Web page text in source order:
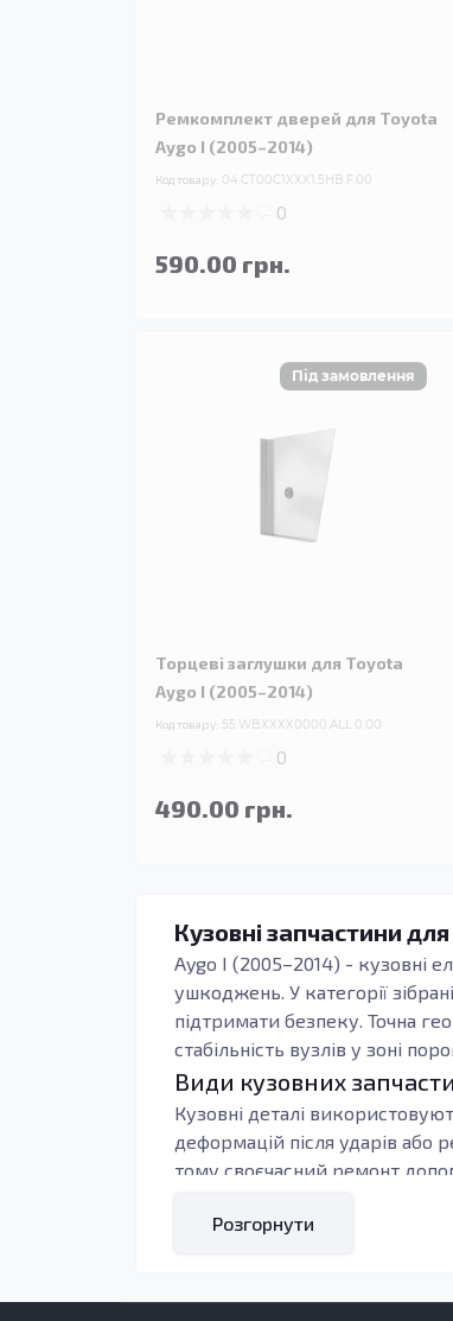
Ремкомплект дверей для Toyota
Aygo I (2005–2014)
Код товару: 04.CT00C1XXX1.5HB.F.00
0
590.00 грн.
Торцеві заглушки для Toyota
Aygo I (2005–2014)
Код товару: 55.WBXXXX0000.ALL.0.00
0
490.00 грн.
Кузовні запчастини
Aygo I (2005–2014) - кузовні
ушкоджень. У категорії зібрані
підтримати безпеку. Точна
стабільність вузлів у зоні
Види кузовних
Кузовні деталі
деформацій після ударів
тому своєчасний ремонт
Під час підбору
Кому підходять ці
Розгорнути